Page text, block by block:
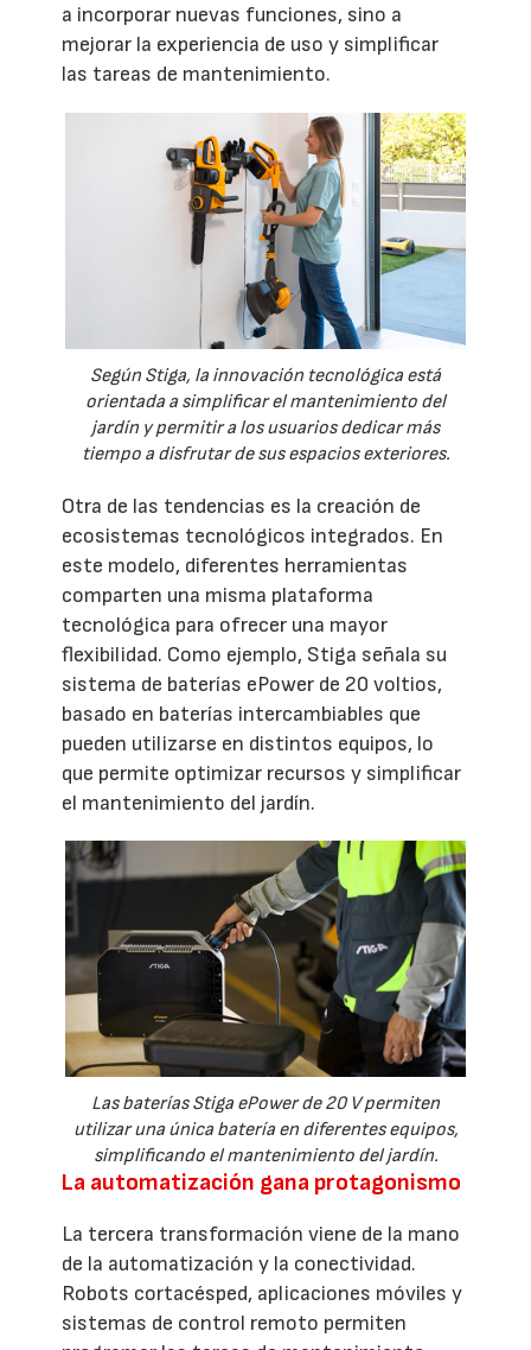
a incorporar nuevas funciones, sino a
mejorar la experiencia de uso y simplificar
las tareas de mantenimiento.
Según Stiga, la innovación tecnológica está
orientada a simplificar el mantenimiento del
jardín y permitir a los usuarios dedicar más
tiempo a disfrutar de sus espacios exteriores.
Otra de las tendencias es la creación de
ecosistemas tecnológicos integrados. En
este modelo, diferentes herramientas
comparten una misma plataforma
tecnológica para ofrecer una mayor
flexibilidad. Como ejemplo, Stiga señala su
sistema de baterías ePower de 20 voltios,
basado en baterías intercambiables que
pueden utilizarse en distintos equipos, lo
que permite optimizar recursos y simplificar
el mantenimiento del jardín.
Las baterías Stiga ePower de 20 V permiten
utilizar una única batería en diferentes equipos,
simplificando el mantenimiento del jardín.
La automatización gana protagonismo
La tercera transformación viene de la mano
de la automatización y la conectividad.
Robots cortacésped, aplicaciones móviles y
sistemas de control remoto permiten